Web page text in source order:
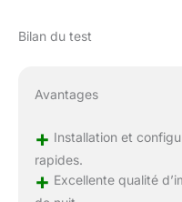
Bilan du test
Avantages
+ Installation et
rapides.
+ Excellente qualité